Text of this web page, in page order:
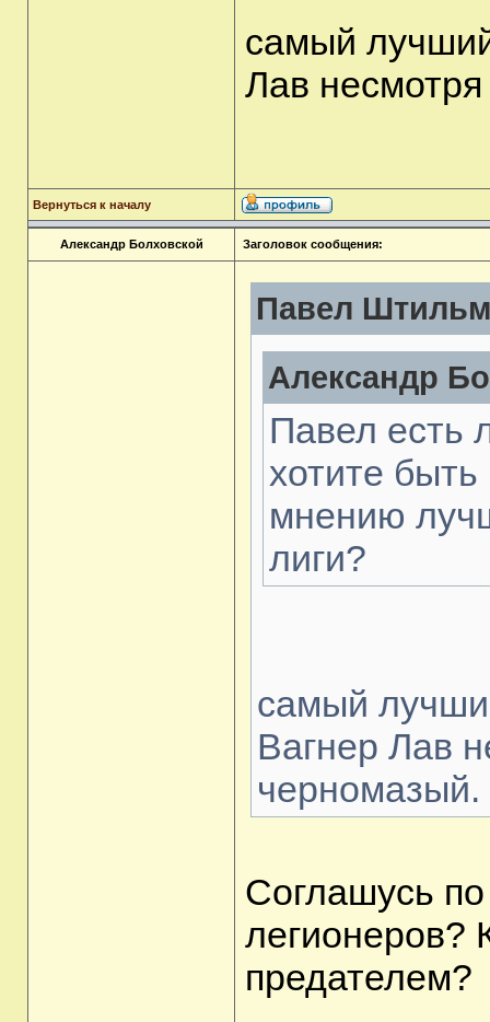
самый
Лав
Вернуться к началу
Александр Болховской Заголовок сообщения:
Павел
Александр
Павел есть
хотите
мнению
лиги?
самый
Вагнер Лав
черномазый.
Соглашусь
легионеров?
предателем?